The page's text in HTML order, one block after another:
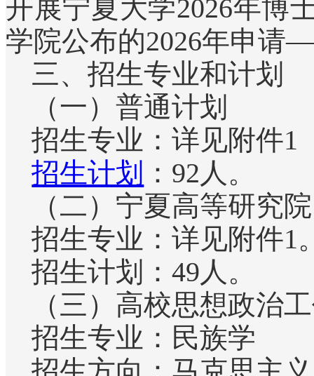
开展宁夏大学2026年博
学院公布的2026年申请
三、招生专业和计划
（一）普通计划
招生专业：详见附件1
招生计划 ：92人。
（二）宁夏高等研究院
招生专业：详见附件1
招生计划：49人。
（三）高校思想政治
招生专业：民族学